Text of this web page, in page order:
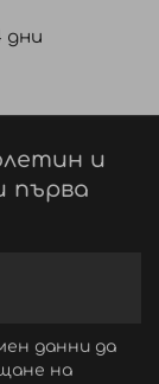
дни
и
първа
данни да
на